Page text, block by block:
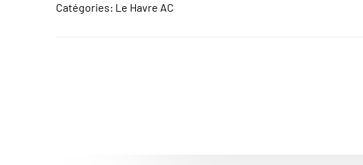
Catégories: Le Havre AC